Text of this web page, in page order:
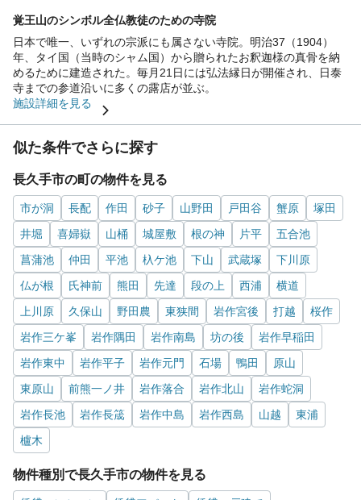
覚王山のシンボル全仏教徒のための寺院
日本で唯一、いずれの宗派にも属さない寺院。明治37（1904）
年、タイ国（当時のシャム国）から贈られたお釈迦様の真骨を納
めるために建造された。毎月21日には弘法縁日が開催され、日泰
寺までの参道沿いに多くの露店が並ぶ。
施設詳細を見る
似た条件でさらに探す
長久手市の町の物件を見る
市が洞 長配 作田 砂子 山野田 戸田谷 蟹原
塚田
井堀
喜婦嶽 山桶 城屋敷 根の神 片平
五合池
菖蒲池
仲田 平池 杁ケ池 下山 武蔵塚
下川原
仏が根
氏神前 熊田 先達 段の上 西浦
横道
上川原
久保山 野田農 東狭間 岩作宮後 打越
桜作
岩作三ケ峯
岩作隅田 岩作南島 坊の後
岩作早稲田
岩作東中
岩作平子 岩作元門 石場 鴨田
原山
東原山
前熊一ノ井 岩作落合 岩作北山
岩作蛇洞
岩作長池
岩作長筬 岩作中島 岩作西島 山越
東浦
櫨木
物件種別で長久手市の物件を見る